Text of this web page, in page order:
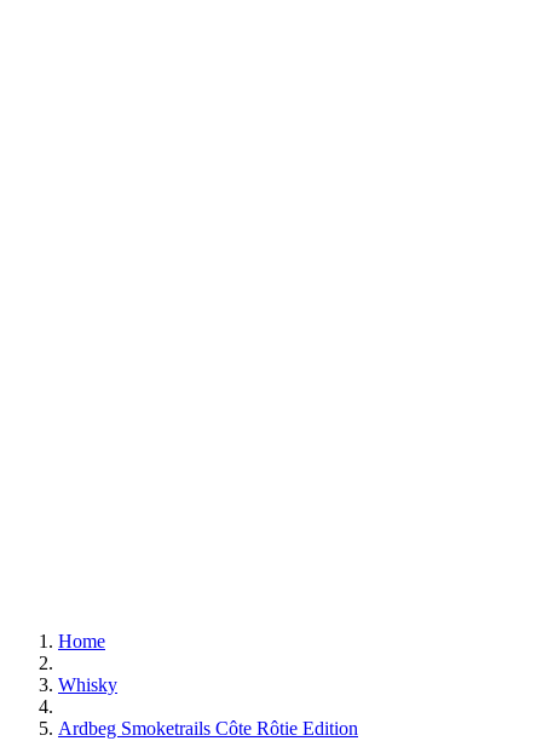
Home
Whisky
Ardbeg Smoketrails Côte Rôtie Edition